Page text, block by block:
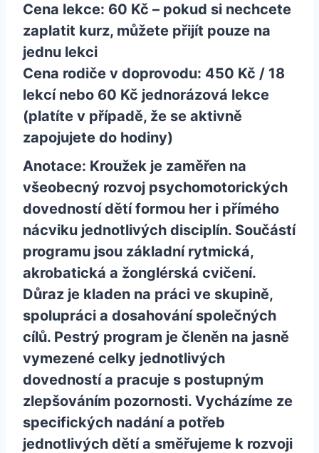
Cena lekce: 60 Kč – pokud si nechcete
zaplatit kurz, můžete přijít pouze na
jednu lekci
Cena rodiče v doprovodu: 450 Kč / 18
lekcínebo 60 Kč jednorázová lekce
(platíte v případě, že se aktivně
zapojujete do hodiny)
Anotace: Kroužek je zaměřen na
všeobecný rozvoj psychomotorických
dovedností dětí formou her i přímého
nácviku jednotlivých disciplín. Součástí
programu jsou základní rytmická,
akrobatická a žonglérská cvičení.
Důraz je kladen na práci ve skupině,
spolupráci a dosahování společných
cílů. Pestrý program je členěn na jasně
vymezené celky jednotlivých
dovedností a pracuje s postupným
zlepšováním pozornosti. Vycházíme ze
specifických nadání a potřeb
jednotlivých dětí a směřujeme k rozvoji